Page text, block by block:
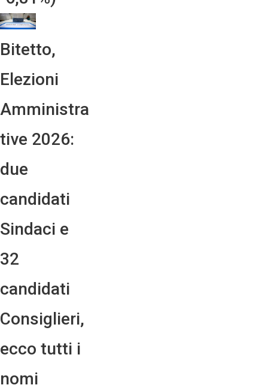
Bitetto,
Elezioni
Amministra
tive 2026:
due
candidati
Sindaci e
32
candidati
Consiglieri,
ecco tutti i
nomi